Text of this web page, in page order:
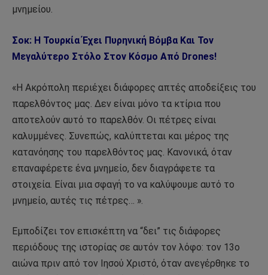
μνημείου.
Σοκ: Η Τουρκία Έχει Πυρηνική Βόμβα Και Τον
Μεγαλύτερο Στόλο Στον Κόσμο Από Drones!
«Η Ακρόπολη περιέχει διάφορες απτές αποδείξεις του
παρελθόντος μας. Δεν είναι μόνο τα κτίρια που
αποτελούν αυτό το παρελθόν. Οι πέτρες είναι
καλυμμένες. Συνεπώς, καλύπτεται και μέρος της
κατανόησης του παρελθόντος μας. Κανονικά, όταν
επαναφέρετε ένα μνημείο, δεν διαγράφετε τα
στοιχεία. Είναι μια σφαγή το να καλύψουμε αυτό το
μνημείο, αυτές τις πέτρες… ».
Εμποδίζει τον επισκέπτη να “δει” τις διάφορες
περιόδους της ιστορίας σε αυτόν τον λόφο: τον 13ο
αιώνα πριν από τον Ιησού Χριστό, όταν ανεγέρθηκε το